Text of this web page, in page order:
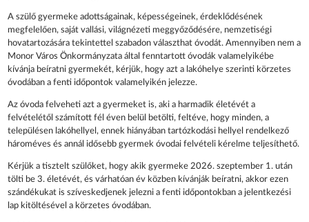
A szülő gyermeke adottságainak, képességeinek, érdeklődésének
megfelelően, saját vallási, világnézeti meggyőződésére, nemzetiségi
hovatartozására tekintettel szabadon választhat óvodát. Amennyiben nem a
Monor Város Önkormányzata által fenntartott óvodák valamelyikébe
kívánja beíratni gyermekét, kérjük, hogy azt a lakóhelye szerinti körzetes
óvodában a fenti időpontok valamelyikén jelezze.
Az óvoda felveheti azt a gyermeket is, aki a harmadik életévét a
felvételétől számított fél éven belül betölti, feltéve, hogy minden, a
településen lakóhellyel, ennek hiányában tartózkodási hellyel rendelkező
hároméves és annál idősebb gyermek óvodai felvételi kérelme teljesíthető.
Kérjük a tisztelt szülőket, hogy akik gyermeke 2026. szeptember 1. után
tölti be 3. életévét, és várhatóan év közben kívánják beíratni, akkor ezen
szándékukat is szíveskedjenek jelezni a fenti időpontokban a jelentkezési
lap kitöltésével a körzetes óvodában.